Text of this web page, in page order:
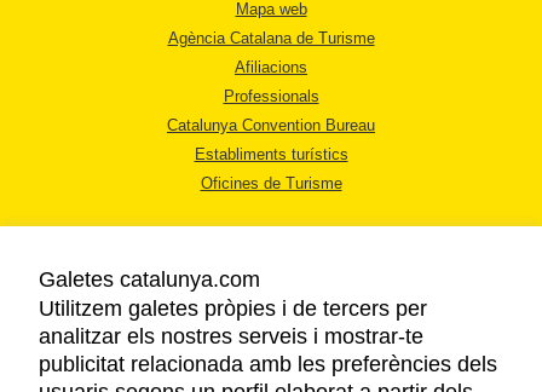
Mapa web
Agència Catalana de Turisme
Afiliacions
Professionals
Catalunya Convention Bureau
Establiments turístics
Oficines de Turisme
AVÍS LEGAL
POLÍTICA DE PRIVACITAT
Galetes catalunya.com
Utilitzem galetes pròpies i de tercers per
analitzar els nostres serveis i mostrar-te
publicitat relacionada amb les preferències dels